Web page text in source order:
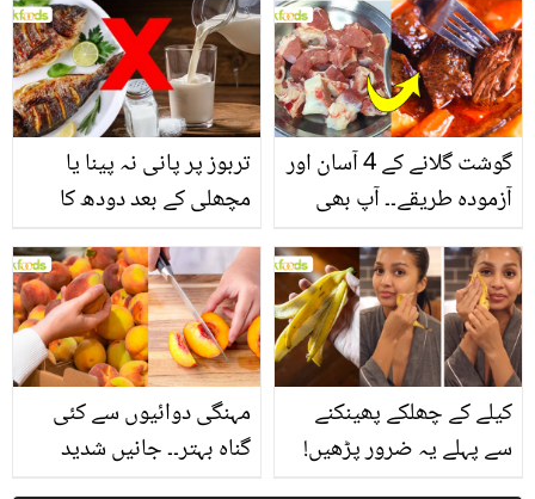
انگیز طبی فوائد
تربوز پر پانی نہ پینا یا
مچھلی کے بعد دودھ کا
سے متعلق غلط فہمیوں کی
حقیقت کیا ہے اور افواہ
کیا؟
گوشت گلانے کے 4 آسان اور
آزمودہ طریقے۔۔ آپ بھی
بتائے راز
مہنگی دوائیوں سے کئی
گناہ بہتر۔۔ جانیں شدید
کیلے کے چھلکے پھینکنے
سے پہلے یہ ضرور پڑھیں!